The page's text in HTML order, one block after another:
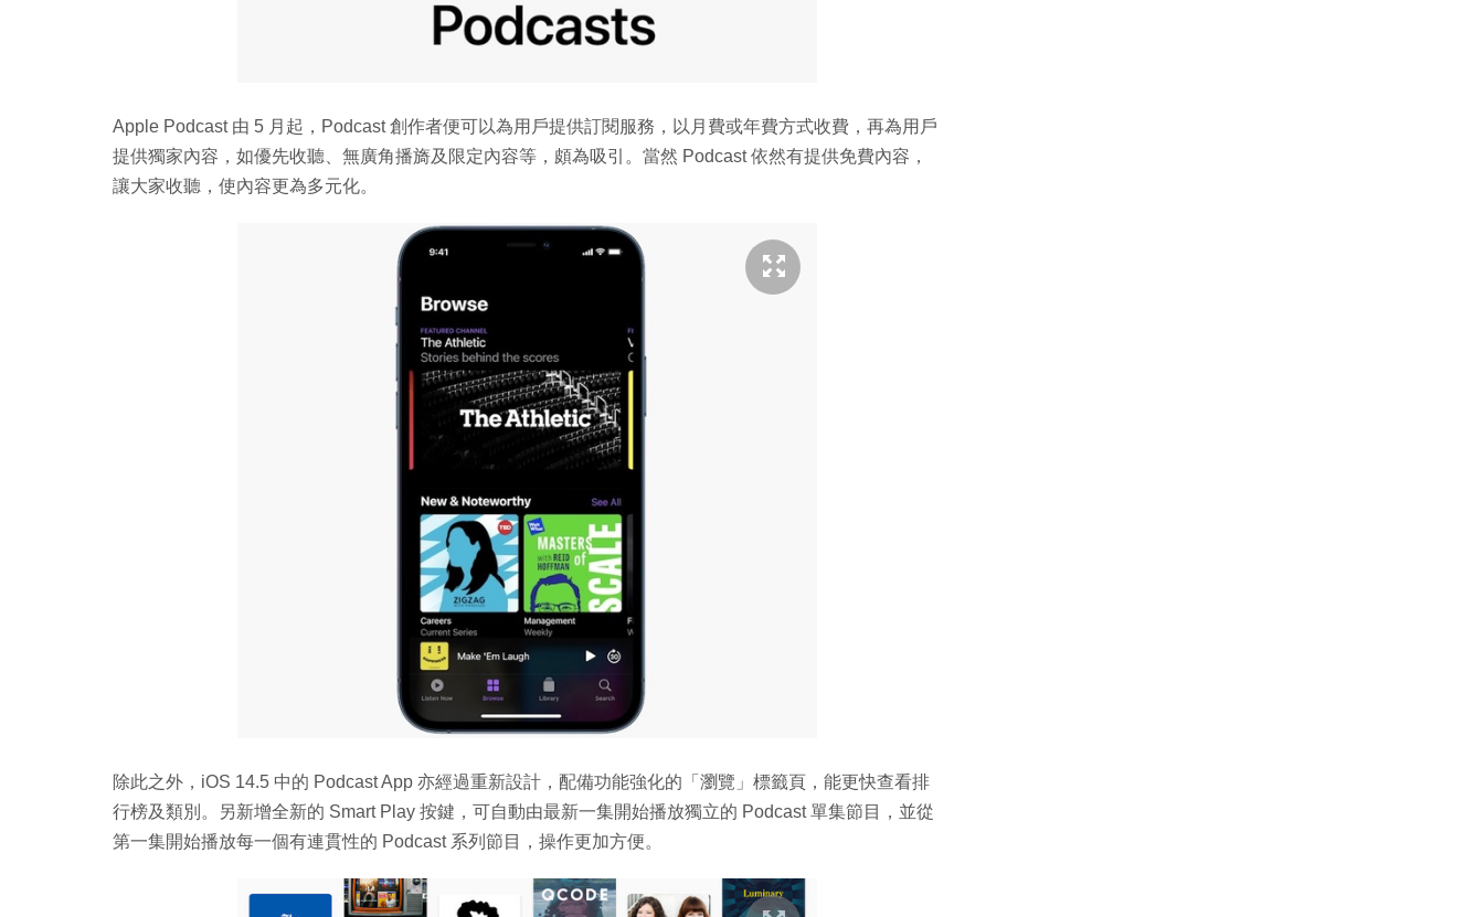
Apple Podcast 由 5 月起，Podcast 創作者便可以為用戶提供訂閱服務，以月費或年費方式收費，再為用戶
提供獨家內容，如優先收聽、無廣角播旖及限定內容等，頗為吸引。當然 Podcast 依然有提供免費內容，
讓大家收聽，使內容更為多元化。
除此之外，iOS 14.5 中的 Podcast App 亦經過重新設計，配備功能強化的「瀏覽」標籤頁，能更快查看排
行榜及類別。另新增全新的 Smart Play 按鍵，可自動由最新一集開始播放獨立的 Podcast 單集節目，並從
第一集開始播放每一個有連貫性的 Podcast 系列節目，操作更加方便。